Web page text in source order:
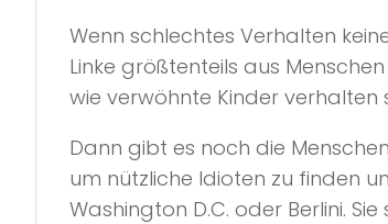
Wenn schlechtes Verhalten
Linke größtenteils aus
wie verwöhnte Kinder verhalten
Dann gibt es noch die
um nützliche Idioten zu finden
Washington D.C. oder Berlini.